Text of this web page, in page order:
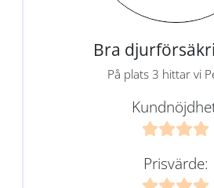
Bra
På plats 3 hittar vi
Prisvärde: